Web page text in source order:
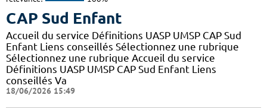
CAP Sud Enfant
Accueil du service Définitions UASP UMSP CAP Sud
Enfant Liens conseillés Sélectionnez une rubrique
Sélectionnez une rubrique Accueil du service
Définitions UASP UMSP CAP Sud Enfant Liens
conseillés Va
18/06/2026 15:49